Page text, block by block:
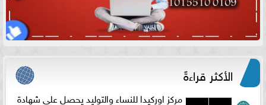
الأكثر قراءةً
مركز اوركيدا للنساء والتوليد يحصل على شهادة